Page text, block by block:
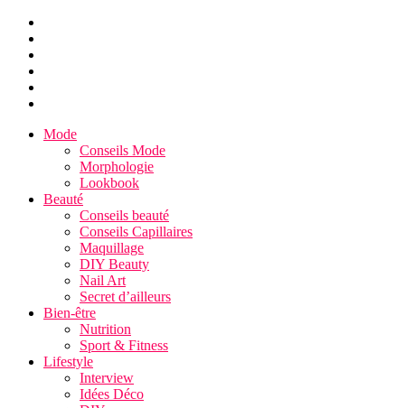
Mode
Conseils Mode
Morphologie
Lookbook
Beauté
Conseils beauté
Conseils Capillaires
Maquillage
DIY Beauty
Nail Art
Secret d’ailleurs
Bien-être
Nutrition
Sport & Fitness
Lifestyle
Interview
Idées Déco